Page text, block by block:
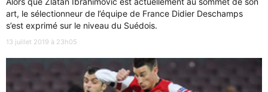
art, le sélectionneur de l’équipe de France Didier Deschamps
s’est exprimé sur le niveau du Suédois.
13 juillet 2019 à 23h05